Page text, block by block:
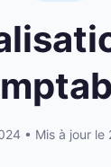
• Mis à jour le